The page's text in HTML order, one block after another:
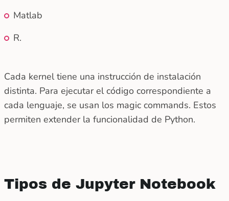
Matlab
R.
Cada kernel tiene una instrucción de instalación
distinta. Para ejecutar el código correspondiente a
cada lenguaje, se usan los magic commands. Estos
permiten extender la funcionalidad de Python.
Tipos de Jupyter Notebook